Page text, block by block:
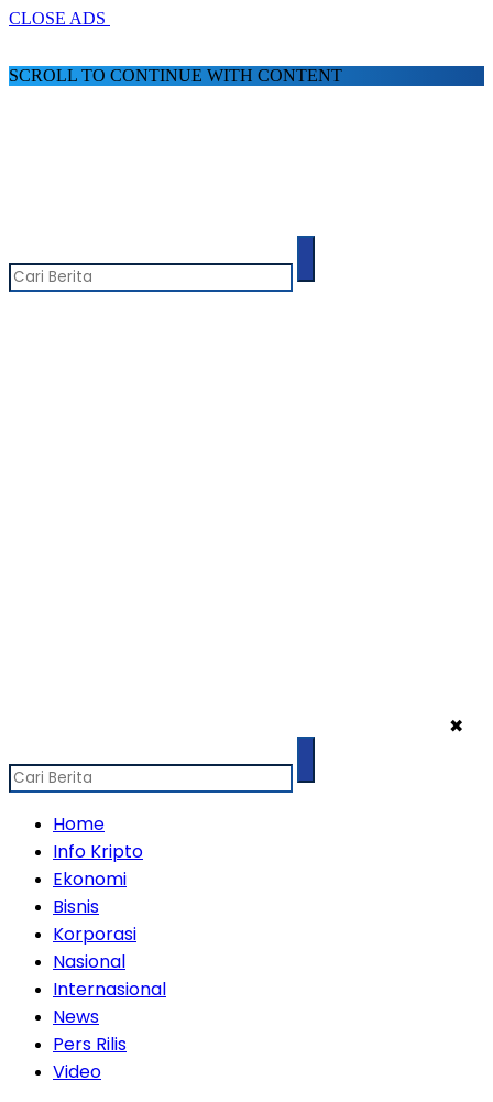
CLOSE ADS
SCROLL TO CONTINUE WITH CONTENT
✖
Home
Info Kripto
Ekonomi
Bisnis
Korporasi
Nasional
Internasional
News
Pers Rilis
Video